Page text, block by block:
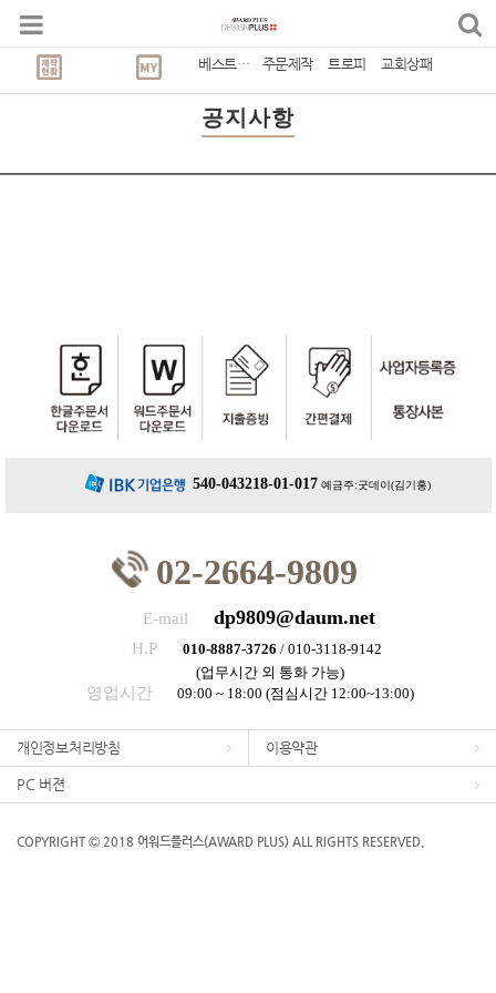
베스트상품 주문제작 트로피 교회상패
Board List
공지사항 예문샘플
공지사항
540-043218-01-017 예금주:굿데이(김기홍)
02-2664-9809
E-mail dp9809@daum.net
H.P 010-8887-3726 / 010-3118-9142
(업무시간 외 통화 가능)
영업시간 09:00 ~ 18:00 (점심시간 12:00~13:00)
개인정보처리방침 이용약관
PC 버젼
COPYRIGHT Ⓒ 2018 어워드플러스(AWARD PLUS) ALL RIGHTS RESERVED.